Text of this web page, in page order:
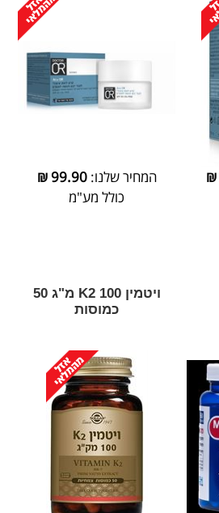
₪
המחיר שלנו:99.90
₪
כולל מע"מ
ויטמין K2 100 מ"ג 50
כמוסות